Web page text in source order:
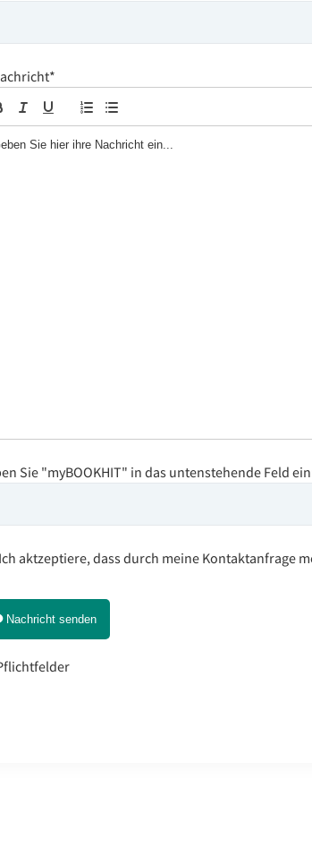
Sie hier ihre Nachricht ein...
Sie "myBOOKHIT" in das untenstehende Feld
Ich aktzeptiere, dass durch meine Kontaktanfrage
Nachricht senden